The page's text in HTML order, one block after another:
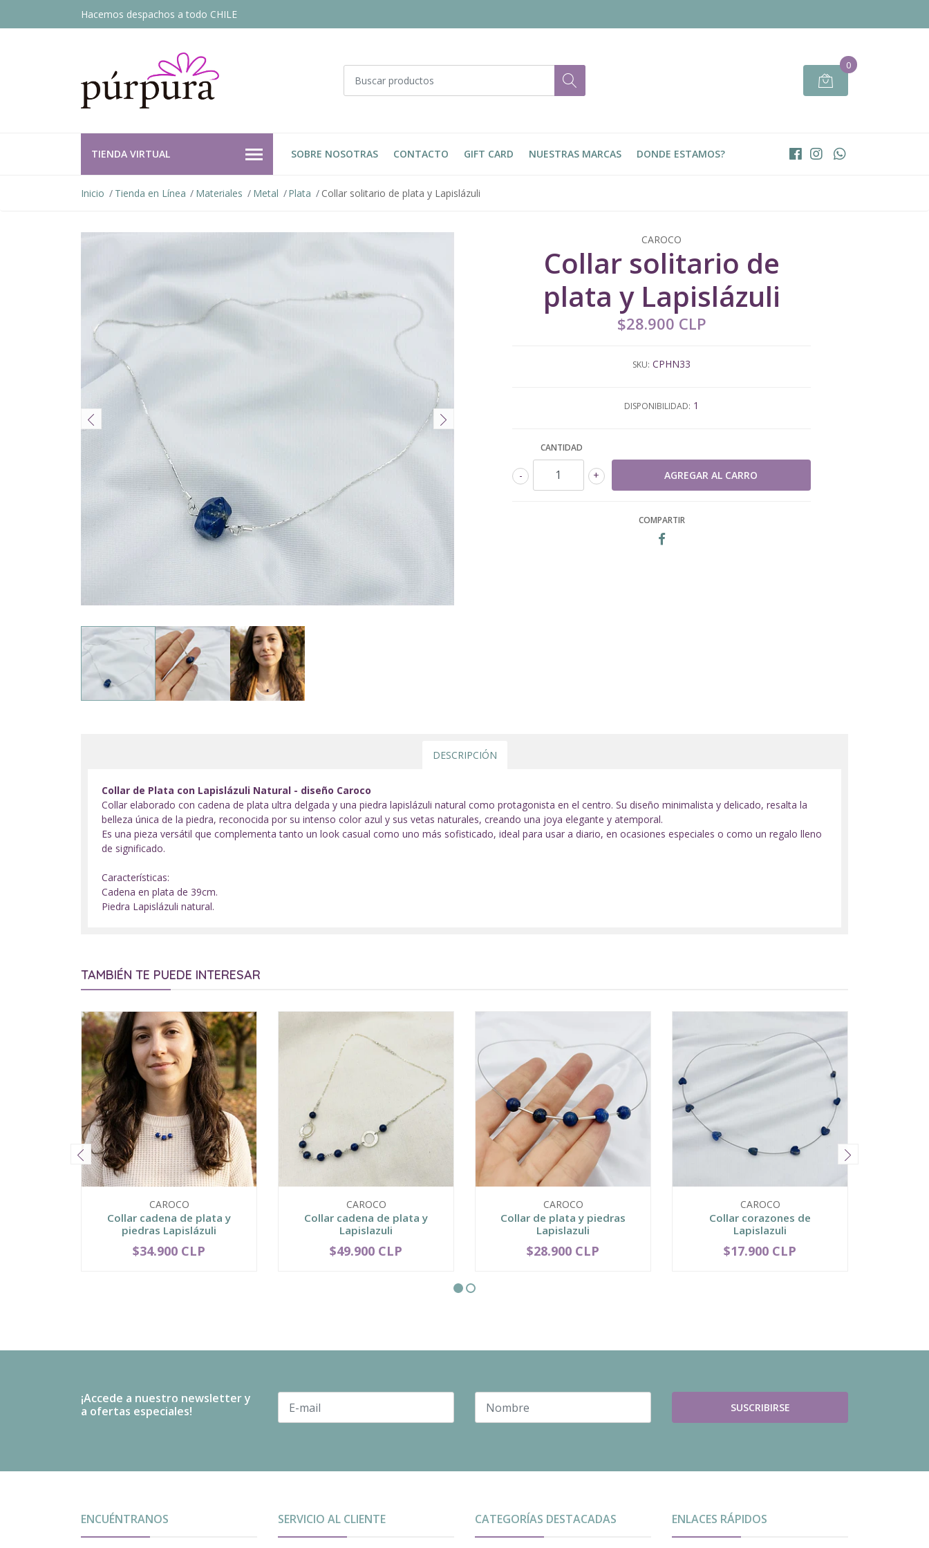
Hacemos despachos a todo CHILE
0
TIENDA VIRTUAL SOBRE NOSOTRAS CONTACTO GIFT CARD NUESTRAS MARCAS DONDE ESTAMOS?
Inicio Tienda en Línea Materiales Metal Plata Collar solitario de plata y Lapislázuli
CAROCO
Collar solitario de
plata y Lapislázuli
$28.900 CLP
SKU: CPHN33
DISPONIBILIDAD: 1
CANTIDAD
+
-
COMPARTIR
DESCRIPCIÓN
Collar de Plata con Lapislázuli Natural - diseño Caroco
Collar elaborado con cadena de plata ultra delgada y una piedra lapislázuli natural como protagonista en el centro. Su diseño minimalista y delicado, resalta la
belleza única de la piedra, reconocida por su intenso color azul y sus vetas naturales, creando una joya elegante y atemporal.
Es una pieza versátil que complementa tanto un look casual como uno más sofisticado, ideal para usar a diario, en ocasiones especiales o como un regalo lleno
de significado.
Características:
Cadena en plata de 39cm.
Piedra Lapislázuli natural.
TAMBIÉN TE PUEDE INTERESAR
CAROCO
Collar cadena de plata y
piedras Lapislázuli
+
$34.900 CLP
CAROCO
Collar cadena de plata y
Lapislazuli
+
$49.900 CLP
CAROCO
Collar de plata y piedras
Lapislazuli
+
$28.900 CLP
CAROCO
Collar corazones de
Lapislazuli
+
$17.900 CLP
¡Accede a nuestro newsletter y
a ofertas especiales!
SUSCRIBIRSE
ENCUÉNTRANOS SERVICIO AL CLIENTE CATEGORÍAS DESTACADAS ENLACES RÁPIDOS